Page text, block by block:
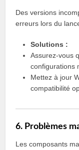
Des versions
erreurs lors du
Solutions :
Assurez-vous
configurations
Mettez à jour
compatibilité
6. Problèmes
Les composants